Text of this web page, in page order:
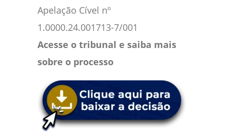
Apelação Cível nº
1.0000.24.001713-7/001
Acesse o tribunal e saiba mais
sobre o processo